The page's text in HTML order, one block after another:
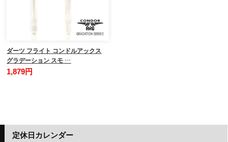
ダーツ フライト コンドルアックス
グラデーション スモ …
1,879円
定休日カレンダー